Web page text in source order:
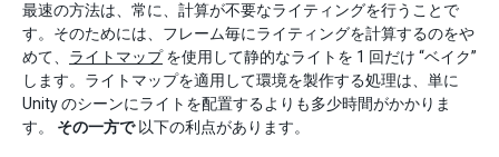
最速の方法は、常に、計算が不要なライティングを行うことで
す。そのためには、フレーム毎にライティングを計算するのをや
めて、 ライトマップを使用して静的なライトを 1 回だけ “ベイク”
します。ライトマップを適用して環境を製作する処理は、単に
Unity のシーンにライトを配置するよりも多少時間がかかりま
す。 その一方で以下の利点があります。